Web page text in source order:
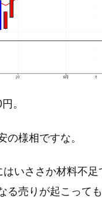
。
の様相ですな。
いささか材料不
る売りが起こって